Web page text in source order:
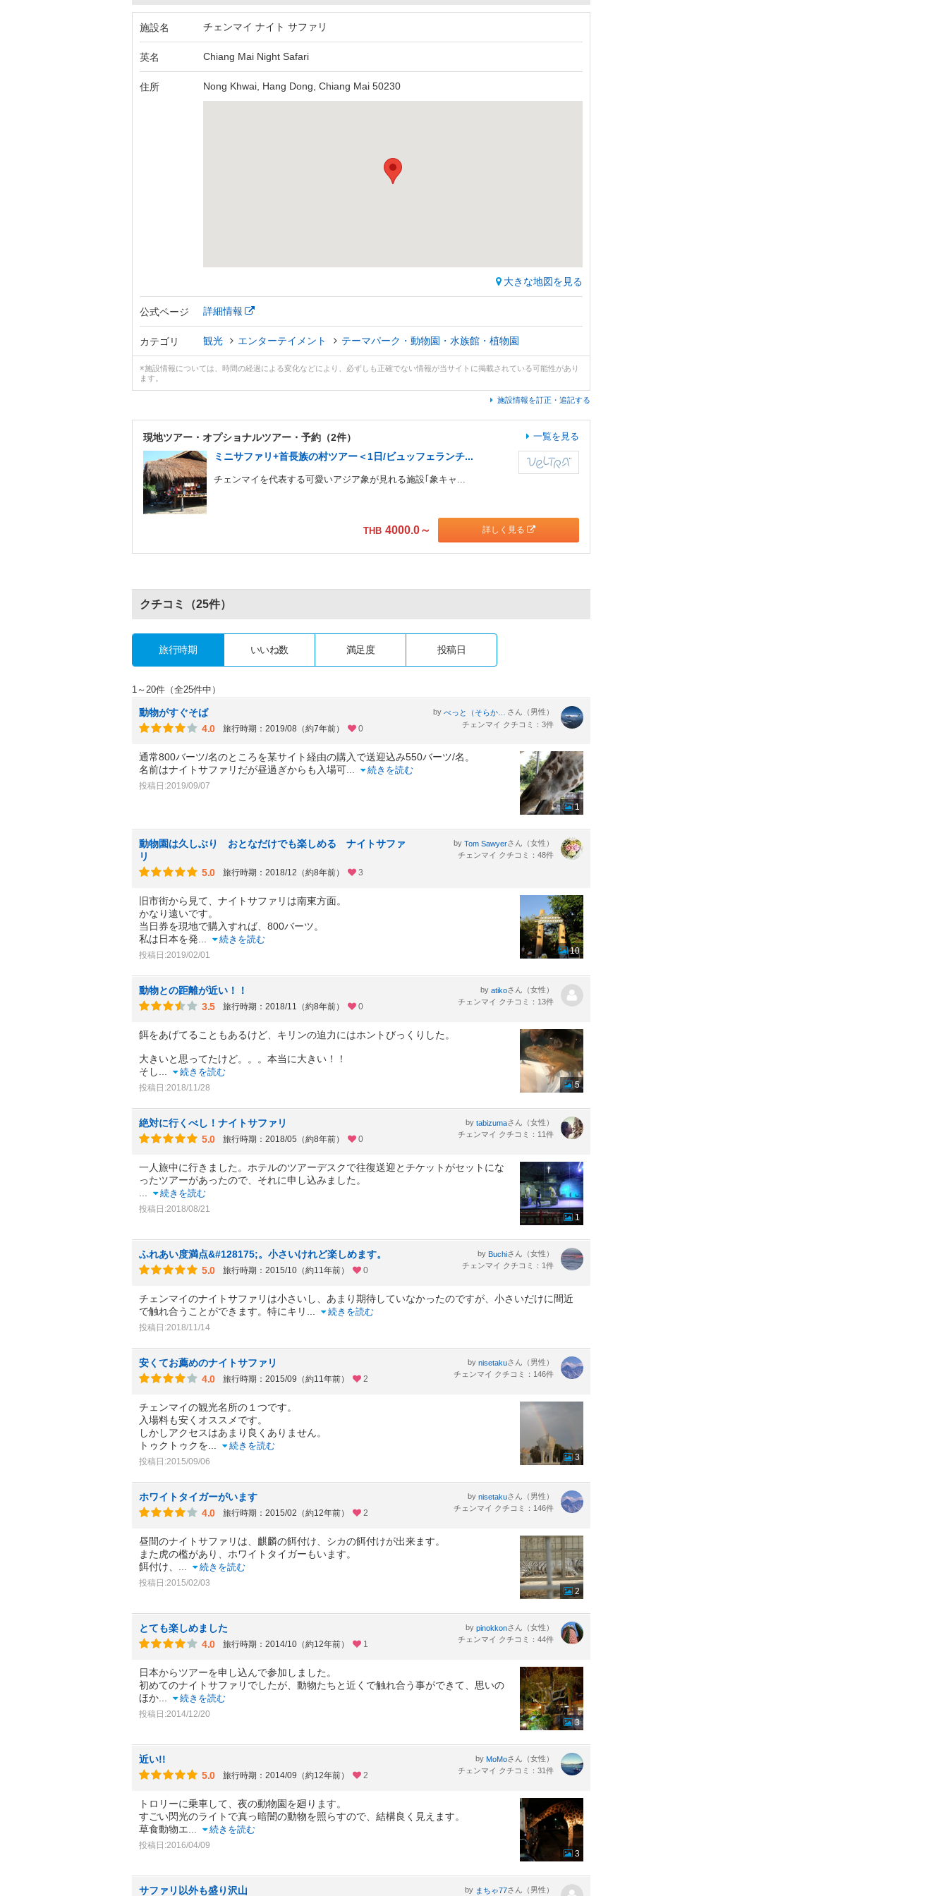
施設名 チェンマイ ナイト サファリ
英名 Chiang Mai Night Safari
住所 Nong Khwai, Hang Dong, Chiang Mai 50230
大きな地図を見る
公式ページ 詳細情報
カテゴリ 観光 エンターテイメント テーマパーク・動物園・水族館・植物園
※施設情報については、時間の経過による変化などにより、必ずしも正確でない情報が当サイトに掲載されている可能性があり
ます。
施設情報を訂正・追記する
現地ツアー・ オプショナルツアー・予約（2件） 一覧を見る
ミニサファリ+首長族の村ツアー＜1日/ビュッフェランチ...
チェンマイを代表する可愛いアジア象が見れる施設｢象キャ...
THB 4000.0～ 詳しく見る
クチコミ （25件）
旅行時期 いいね数 満足度 投稿日
1～20件（全25件中）
動物がすぐそば
4.0
旅行時期：2019/08（約7年前） 0
by
さん（男性）
チェンマイ クチコミ：3件
通常800バーツ/名のところを某サイト経由の購入で送迎込み550バーツ/名。
名前はナイトサファリだが昼過ぎからも入場可
続きを読む
投稿日:2019/09/07
1
動物園は久しぶり おとなだけでも楽しめる ナイトサファ
リ
5.0
旅行時期：2018/12（約8年前） 3
by Tom Sawyerさん（女性）
チェンマイ クチコミ：48件
旧市街から見て、ナイトサファリは南東方面。
かなり遠いです。
当日券を現地で購入すれば、800バーツ。
私は日本を発
続きを読む
投稿日:2019/02/01 10
動物との距離が近い！！
3.5
旅行時期：2018/11（約8年前） 0
by atikoさん（女性）
チェンマイ クチコミ：13件
餌をあげてることもあるけど、キリンの迫力にはホントびっくりした。
大きいと思ってたけど。。。本当に大きい！！
そし
続きを読む
投稿日:2018/11/28 5
絶対に行くべし！ナイトサファリ
5.0
旅行時期：2018/05（約8年前） 0
by tabizumaさん（女性）
チェンマイ クチコミ：11件
一人旅中に行きました。ホテルのツアーデスクで往復送迎とチケットがセットにな
ったツアーがあったので、それに申し込みました。
続きを読む
投稿日:2018/08/21
1
ふれあい度満点&#128175;。小さいけれど楽しめます。
5.0
旅行時期：2015/10（約11年前） 0
by Buchiさん（女性）
チェンマイ クチコミ：1件
チェンマイのナイトサファリは小さいし、あまり期待していなかったのですが、小さいだけに間近
で触れ合うことができます。特にキリ
続きを読む
投稿日:2018/11/14
安くてお薦めのナイトサファリ
4.0
旅行時期：2015/09（約11年前） 2
by nisetakuさん（男性）
チェンマイ クチコミ：146件
チェンマイの観光名所の１つです。
入場料も安くオススメです。
しかしアクセスはあまり良くありません。
トゥクトゥクを
続きを読む
投稿日:2015/09/06 3
ホワイトタイガーがいます
4.0
旅行時期：2015/02（約12年前） 2
by nisetakuさん（男性）
チェンマイ クチコミ：146件
昼間のナイトサファリは、麒麟の餌付け、シカの餌付けが出来ます。
また虎の檻があり、ホワイトタイガーもいます。
餌付け、
続きを読む
投稿日:2015/02/03
2
とても楽しめました
4.0
旅行時期：2014/10（約12年前） 1
by pinokkonさん（女性）
チェンマイ クチコミ：44件
日本からツアーを申し込んで参加しました。
初めてのナイトサファリでしたが、動物たちと近くで触れ合う事ができて、思いの
ほか
続きを読む
投稿日:2014/12/20
3
近い!!
5.0
旅行時期：2014/09（約12年前） 2
by MoMoさん（女性）
チェンマイ クチコミ：31件
トロリーに乗車して、夜の動物園を廻ります。
すごい閃光のライトで真っ暗闇の動物を照らすので、結構良く見えます。
草食動物エ
続きを読む
投稿日:2016/04/09
3
サファリ以外も盛り沢山 by まちゃ77さん（男性）